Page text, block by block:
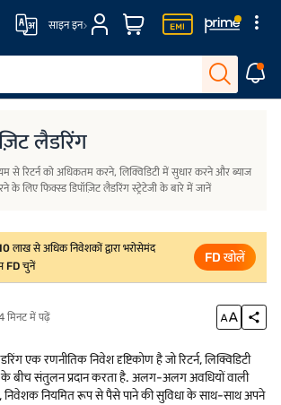
साइन इन
लैडरिंग
से रिटर्न को अधिकतम करने, लिक्विडिटी में सुधार करने और ब्याज
लिए फिक्स्ड डिपॉज़िट लैडरिंग स्ट्रेटेजी के बारे में जानें
लाख से अधिक निवेशकों द्वारा भरोसेमंद
FD चुनें
FD खोलें
मिनट में पढ़ें
एक रणनीतिक निवेश दृष्टिकोण है जो रिटर्न, लिक्विडिटी
बीच संतुलन प्रदान करता है. अलग-अलग अवधियों वाली
नियमित रूप से पैसे पाने की सुविधा के साथ-साथ अपने